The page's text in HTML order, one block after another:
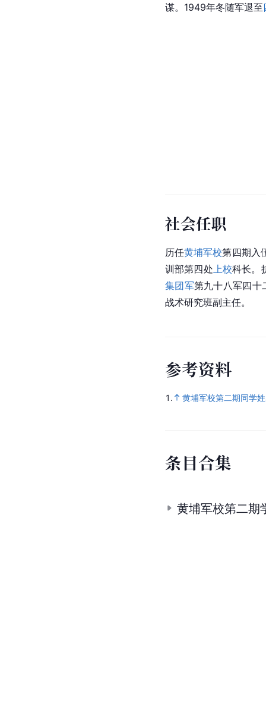
谋。1949年冬随军退至
社会任职
历任黄埔军校第四期入
训部第四处上校科长。
集团军第九十八军四十
战术研究班副主任。
参考资料
1. 黄埔军校第二期同学
条目合集
黄埔军校第二期